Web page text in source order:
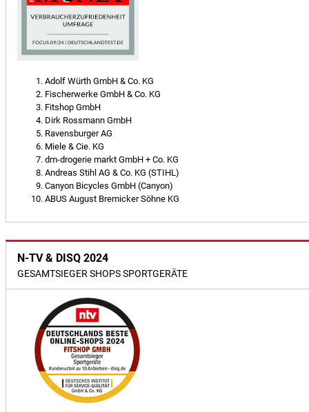
Adolf Würth GmbH & Co. KG
Fischerwerke GmbH & Co. KG
Fitshop GmbH
Dirk Rossmann GmbH
Ravensburger AG
Miele & Cie. KG
dm-drogerie markt GmbH + Co. KG
Andreas Stihl AG & Co. KG (STIHL)
Canyon Bicycles GmbH (Canyon)
ABUS August Bremicker Söhne KG
N-TV & DISQ 2024
GESAMTSIEGER SHOPS SPORTGERÄTE